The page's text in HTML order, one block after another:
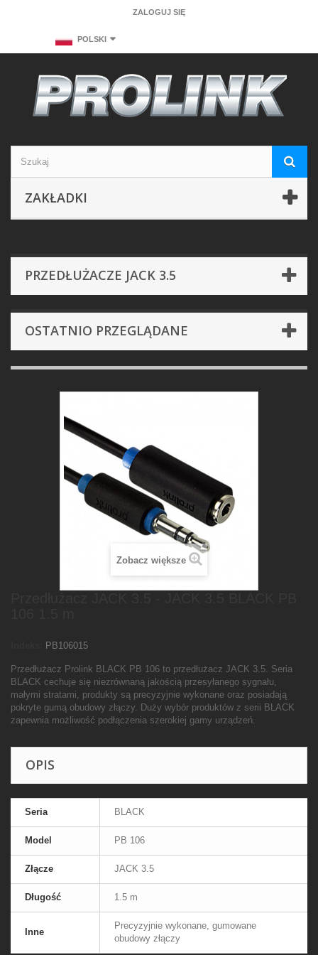
ZALOGUJ SIĘ
POLSKI
ZAKŁADKI
PRZEDŁUŻACZE JACK 3.5
OSTATNIO PRZEGLĄDANE
Zobacz większe
PB106015
Przedłużacz Prolink BLACK PB 106 to przedłużacz JACK 3.5. Seria
BLACK cechuje się niezrównaną jakością przesyłanego sygnału,
małymi stratami, produkty są precyzyjnie wykonane oraz posiadają
pokryte gumą obudowy złączy. Duży wybór produktów z serii BLACK
zapewnia możliwość podłączenia szerokiej gamy urządzeń.
OPIS
Seria BLACK
Model PB 106
Złącze JACK 3.5
Długość 1.5 m
Inne
Precyzyjnie wykonane, gumowane
obudowy złączy